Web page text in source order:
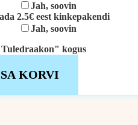
Jah, soovin
2.5€ eest kinkepakendi
Jah, soovin
kogus
KORVI